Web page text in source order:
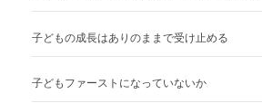
子どもの成長はありのままで受け止める
子どもファーストになっていないか